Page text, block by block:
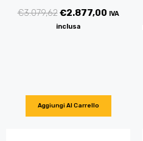
€3.079,62€2.877,00 IVA
inclusa
Aggiungi Al Carrello